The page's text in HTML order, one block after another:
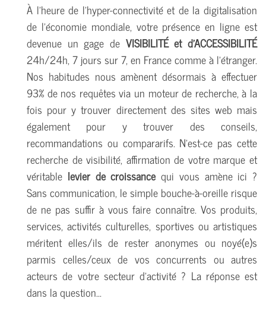
À l'heure de l'hyper-connectivité et de la digitalisation
de l'économie mondiale, votre présence en ligne est
devenue un gage de VISIBILITÉ et d'ACCESSIBILITÉ
24h/24h, 7 jours sur 7, en France comme à l'étranger.
Nos habitudes nous amènent désormais à effectuer
93% de nos requêtes via un moteur de recherche, à la
fois pour y trouver directement des sites web mais
également pour y trouver des conseils,
recommandations ou compararifs. N'est-ce pas cette
recherche de visibilité, affirmation de votre marque et
véritable levier de croissance qui vous amène ici ?
Sans communication, le simple bouche-à-oreille risque
de ne pas suffir à vous faire connaître. Vos produits,
services, activités culturelles, sportives ou artistiques
méritent elles/ils de rester anonymes ou noyé(e)s
parmis celles/ceux de vos concurrents ou autres
acteurs de votre secteur d'activité ? La réponse est
dans la question...